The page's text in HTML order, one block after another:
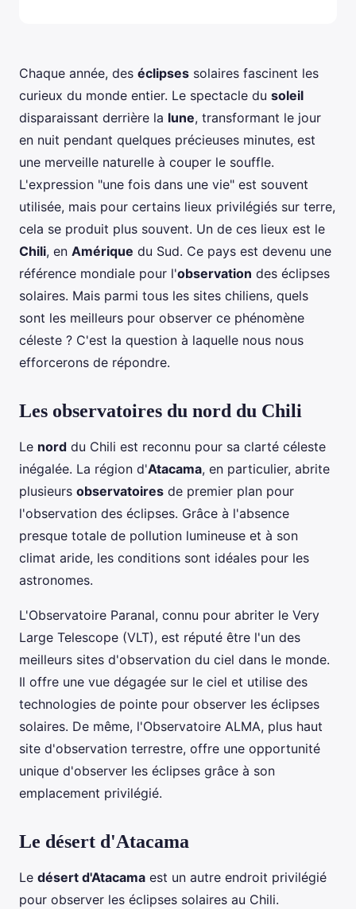
Chaque année, des éclipses solaires fascinent les
curieux du monde entier. Le spectacle du soleil
disparaissant derrière la lune, transformant le jour
en nuit pendant quelques précieuses minutes, est
une merveille naturelle à couper le souffle.
L'expression "une fois dans une vie" est souvent
utilisée, mais pour certains lieux privilégiés sur terre,
cela se produit plus souvent. Un de ces lieux est le
Chili, en Amérique du Sud. Ce pays est devenu une
référence mondiale pour l'observation des éclipses
solaires. Mais parmi tous les sites chiliens, quels
sont les meilleurs pour observer ce phénomène
céleste ? C'est la question à laquelle nous nous
efforcerons de répondre.
Les observatoires du nord du Chili
Le nord du Chili est reconnu pour sa clarté céleste
inégalée. La région d'Atacama, en particulier, abrite
plusieurs observatoires de premier plan pour
l'observation des éclipses. Grâce à l'absence
presque totale de pollution lumineuse et à son
climat aride, les conditions sont idéales pour les
astronomes.
L'Observatoire Paranal, connu pour abriter le Very
Large Telescope (VLT), est réputé être l'un des
meilleurs sites d'observation du ciel dans le monde.
Il offre une vue dégagée sur le ciel et utilise des
technologies de pointe pour observer les éclipses
solaires. De même, l'Observatoire ALMA, plus haut
site d'observation terrestre, offre une opportunité
unique d'observer les éclipses grâce à son
emplacement privilégié.
Le désert d'Atacama
Le désert d'Atacama est un autre endroit privilégié
pour observer les éclipses solaires au Chili.